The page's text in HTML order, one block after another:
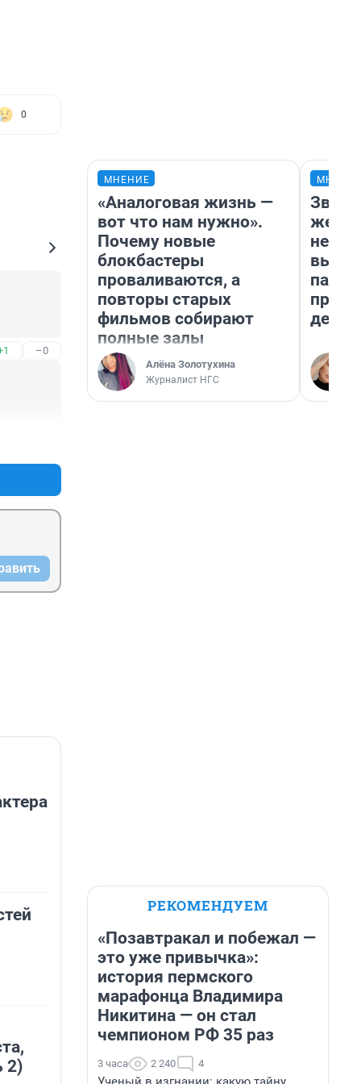
0
–0
2)
МНЕНИЕ
«Аналоговая жизнь —
вот что нам нужно».
Почему новые
блокбастеры
проваливаются, а
повторы старых
фильмов собирают
полные залы
Алёна Золотухина
Журналист НГС
день
РЕКОМЕНДУЕМ
«Позавтракал и побежал —
это уже привычка»:
история пермского
марафонца Владимира
Никитина — он стал
чемпионом РФ 35 раз
3 часа 2 240 4